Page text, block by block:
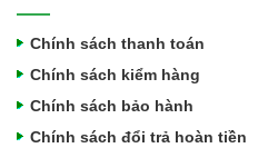
Chính sách thanh toán
Chính sách kiểm hàng
Chính sách bảo hành
Chính sách đổi trả hoàn tiền